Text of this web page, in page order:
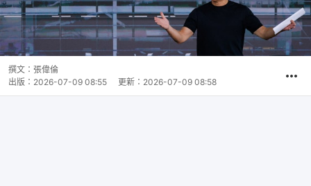
撰文： 張偉倫
出版： 2026-07-09 08:55 更新： 2026-07-09 08:58